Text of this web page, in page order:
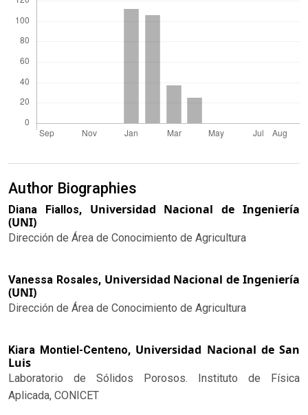
Author Biographies
Diana Fiallos, Universidad Nacional de Ingeniería
(UNI)
Dirección de Área de Conocimiento de Agricultura
Vanessa Rosales, Universidad Nacional de Ingeniería
(UNI)
Dirección de Área de Conocimiento de Agricultura
Kiara Montiel-Centeno, Universidad Nacional de San
Luis
Laboratorio de Sólidos Porosos. Instituto de Física
Aplicada, CONICET